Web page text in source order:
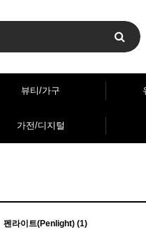
뷰티/가구
가전/디지털
펜라이트(Penlight) (1)